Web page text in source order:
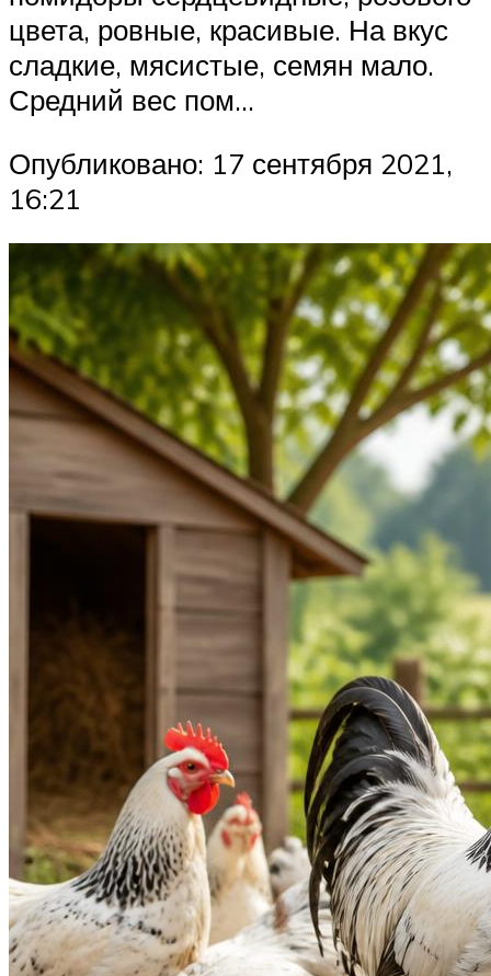
цвета, ровные, красивые. На вкус
сладкие, мясистые, семян мало.
Средний вес пом…
Опубликовано: 17 сентября 2021,
16:21